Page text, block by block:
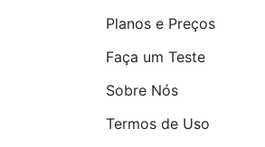
Planos e Preços
Faça um Teste
Sobre Nós
Termos de Uso